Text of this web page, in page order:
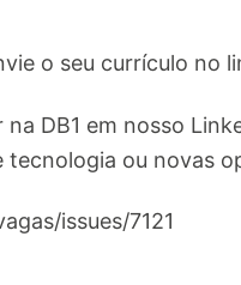
o seu currículo no
DB1 em nosso
ou novas
issues/7121